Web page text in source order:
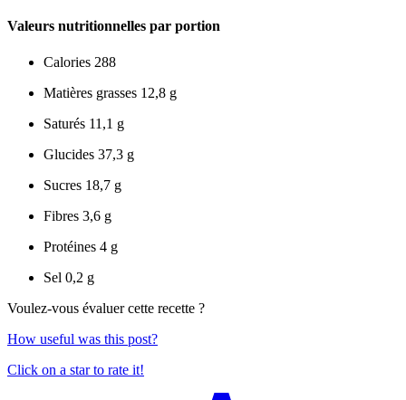
Valeurs nutritionnelles par portion
Calories 288
Matières grasses 12,8 g
Saturés 11,1 g
Glucides 37,3 g
Sucres 18,7 g
Fibres 3,6 g
Protéines 4 g
Sel 0,2 g
Voulez-vous évaluer cette recette ?
How useful was this post?
Click on a star to rate it!